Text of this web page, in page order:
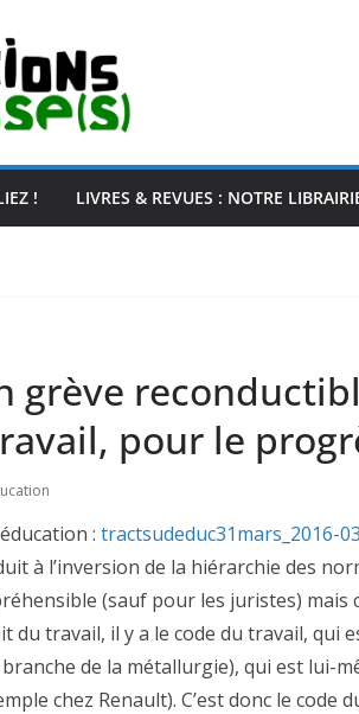
! LIVRES & REVUES : NOTRE
grève
pour le
: tractsudeduc31mars_2016-
à l’inversion de la hiérarchie des
(sauf pour les juristes) mais
du travail, il y a le code du travail, qui
de la métallurgie), qui est lui-
chez Renault). C’est donc le code